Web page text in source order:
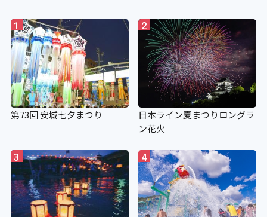
1
第73回 安城七夕まつり
2
日本ライン夏まつりロングラ
ン花火
3 4